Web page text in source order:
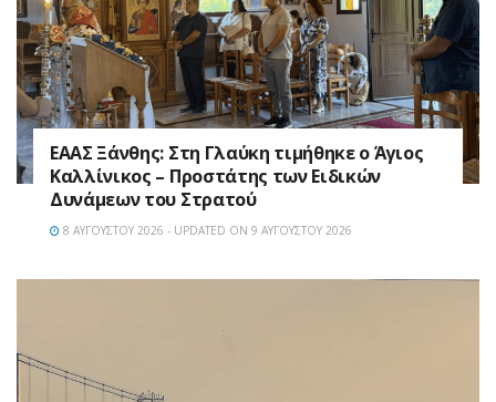
EAAΣ Ξάνθης: Στη Γλαύκη τιμήθηκε ο Άγιος
Καλλίνικος – Προστάτης των Ειδικών
Δυνάμεων του Στρατού
8 ΑΥΓΟΎΣΤΟΥ 2026 - UPDATED ON 9 ΑΥΓΟΎΣΤΟΥ 2026